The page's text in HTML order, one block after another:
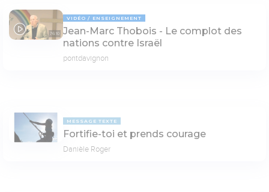
76:10
VIDÉO ENSEIGNEMENT
Jean-Marc Thobois - Le complot des
nations contre Israël
pontdavignon
MESSAGE TEXTE
Fortifie-toi et prends courage
Danièle Roger